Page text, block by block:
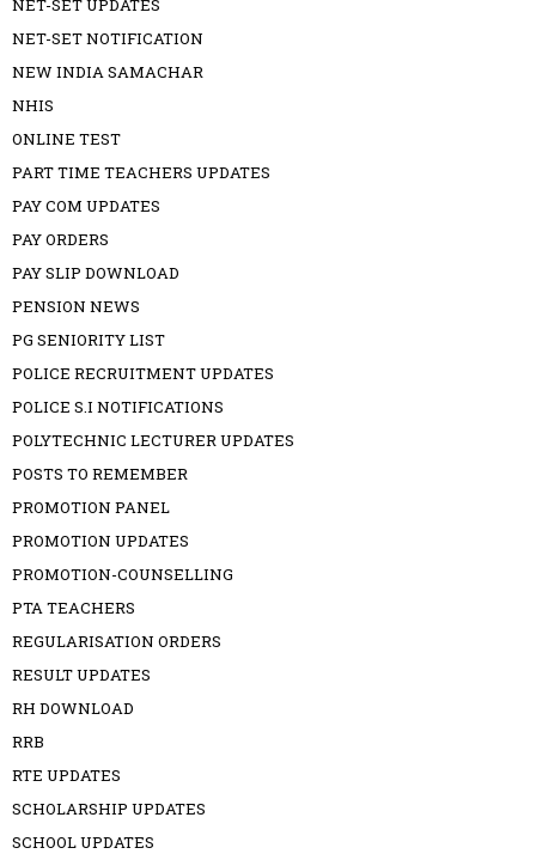
NET-SET UPDATES
NET-SET NOTIFICATION
NEW INDIA SAMACHAR
NHIS
ONLINE TEST
PART TIME TEACHERS UPDATES
PAY COM UPDATES
PAY ORDERS
PAY SLIP DOWNLOAD
PENSION NEWS
PG SENIORITY LIST
POLICE RECRUITMENT UPDATES
POLICE S.I NOTIFICATIONS
POLYTECHNIC LECTURER UPDATES
POSTS TO REMEMBER
PROMOTION PANEL
PROMOTION UPDATES
PROMOTION-COUNSELLING
PTA TEACHERS
REGULARISATION ORDERS
RESULT UPDATES
RH DOWNLOAD
RRB
RTE UPDATES
SCHOLARSHIP UPDATES
SCHOOL UPDATES